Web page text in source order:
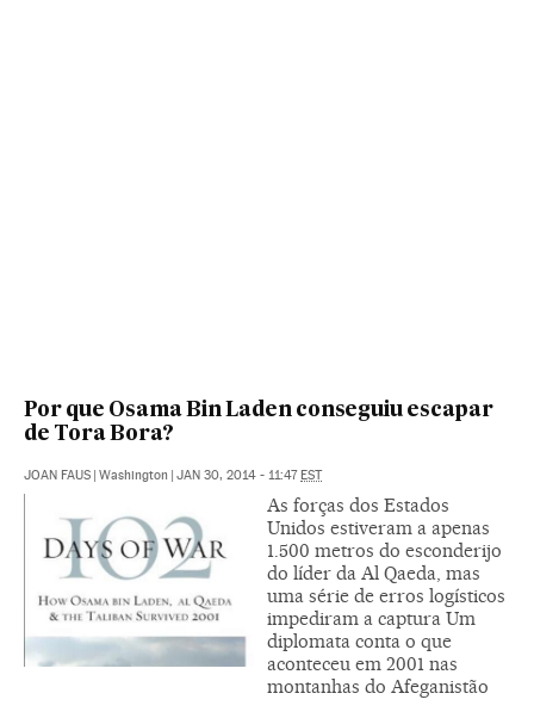
Por que Osama Bin Laden conseguiu escapar
de Tora Bora?
JOAN FAUS | Washington | JAN 30, 2014 - 11:47EST
As forças dos Estados
Unidos estiveram a apenas
1.500 metros do esconderijo
do líder da Al Qaeda, mas
uma série de erros logísticos
impediram a captura Um
diplomata conta o que
aconteceu em 2001 nas
montanhas do Afeganistão